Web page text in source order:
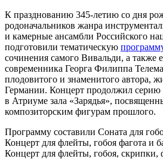
К празднованию 345-летию со дня
родоначальников жанра
и камерные ансамбли Российского
подготовили тематическую
сочинения самого Вивальди, а также
современника Георга Филиппа
плодовитого и знаменитого автора,
Германии. Концерт продолжил
в Атриуме зала «Зарядья»,
композиторским фигурам прошлого.
Программу составили Соната для
Концерт для флейты, гобоя фагота и
Концерт для флейты, гобоя, скрипки,